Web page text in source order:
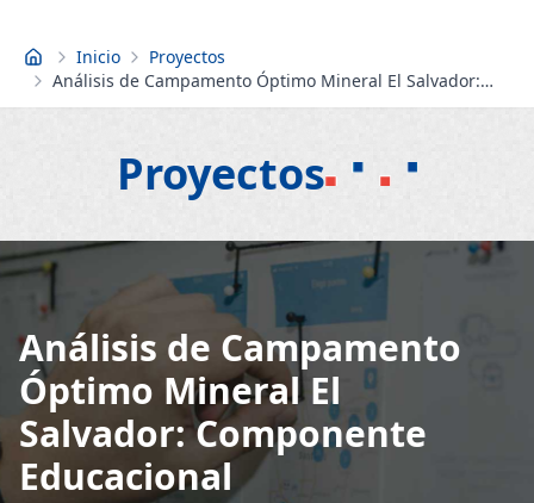
Inicio Inicio
Proyectos
Análisis de Campamento Óptimo Mineral El Salvador:
Componente Educacional
Proyectos
Análisis de Campamento
Óptimo Mineral El
Salvador: Componente
Educacional